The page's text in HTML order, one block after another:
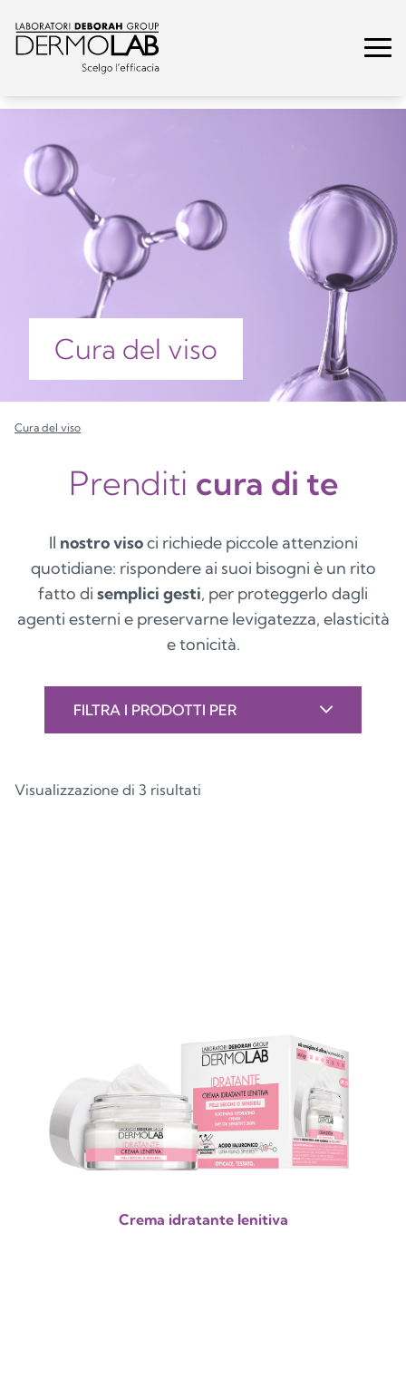
Cura del viso
Cura del viso
Prenditi cura di te
Il nostro visoci richiede piccole attenzioni
quotidiane: rispondere ai suoi bisogni è un rito
fatto di semplici gesti, per proteggerlo dagli
agenti esterni e preservarne levigatezza, elasticità
e tonicità.
FILTRA I PRODOTTI PER
Visualizzazione di 3 risultati
Crema idratante lenitiva